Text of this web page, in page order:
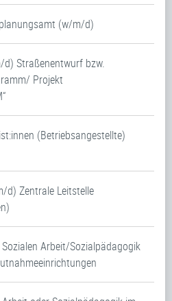
(w/m/d)
Straßenentwurf bzw.
Projekt
(Betriebsangestellte)
d) Zentrale Leitstelle
Arbeit/Sozialpädagogik